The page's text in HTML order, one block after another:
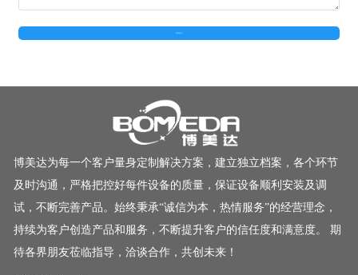
博美达为每一个客户量身定制解决方案，建立独立档案，各个环节
及时沟通，严格把控好每件设备的质量，保证设备顺利安装及调
试，不断完善产品。始终秉承“诚信为本，热情服务”的经营理念，
持续为客户创造产品和服务，不断提升客户的信任度和满意度。 期
待各界朋友莅临指导，洽谈合作，共创未来！